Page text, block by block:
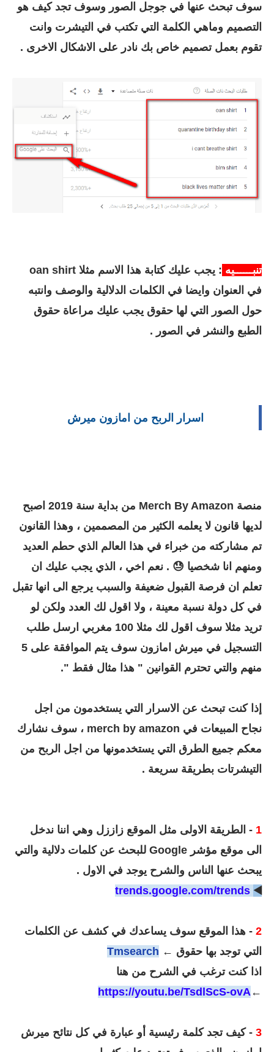
سوف تبحث عنها في جوجل الصور وسوف تجد كيف هو
التصميم وماهي الكلمة التي تكتب في التيشرت وانت
تقوم بعمل تصميم خاص بك نادر على الاشكال الاخرى .
تنبــــــيه
: يجب عليك كتابة هذا الاسم مثلا oan shirt
في العنوان وايضا في الكلمات الدلالية والوصف وانتبه
حول الصور التي لها حقوق يجب عليك مراعاة حقوق
الطبع والنشر في الصور .
اسرار الربح من امازون ميرش
منصة Merch By Amazon من بداية سنة 2019 اصبح
لديها قانون لا يعلمه الكثير من المصممين ، وهذا القانون
تم مشاركته من خبراء في هذا العالم الذي حطم العديد
ومنهم انا شخصيا 😓 . نعم اخي ، الذي يجب عليك ان
تعلم ان فرصة القبول ضعيفة والسبب يرجع الى انها تقبل
في كل دولة نسبة معينة ، ولا اقول لك العدد ولكن لو
تريد مثلا سوف اقول لك مثلا 100 مغربي ارسل طلب
التسجيل في ميرش امازون سوف يتم الموافقة على 5
منهم والتي تحترم القوانين " هذا مثال فقط ".
إذا كنت تبحث عن الاسرار التي يستخدمون من اجل
نجاح المبيعات في
merch by amazon ، سوف نشارك
معكم جميع الطرق التي يستخدمونها من اجل الربح من
التيشرتات بطريقة سريعة .
1 - الطريقة الاولى مثل الموقع زاززل وهي اننا ندخل
الى موقع مؤشر Google للبحث عن كلمات دلالية والتي
يبحث عنها الناس والشرح يوجد في الاول .
◀️
trends.google.com/trends
2 - هذا الموقع سوف يساعدك في كشف عن الكلمات
التي توجد بها حقوق ← Tmsearch
اذا كنت ترغب في الشرح من هنا
←
https://youtu.be/TsdlScS-ovA
3 - كيف تجد كلمة رئيسية أو عبارة في كل نتائح ميرش